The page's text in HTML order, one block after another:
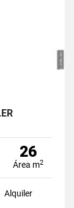
26
Área m2
Alquiler